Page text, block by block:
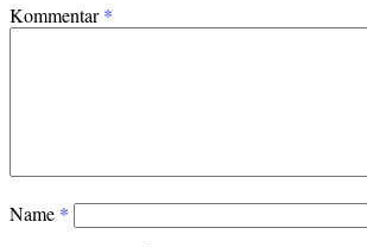
Kommentar*
Name *